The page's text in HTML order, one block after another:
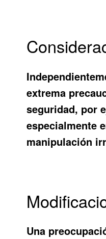
extrema
seguridad, por
especialmente
manipulación
Una